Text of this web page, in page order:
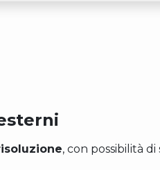
, con possibilità